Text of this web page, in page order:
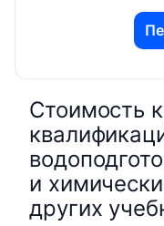
Стоимость
и
других